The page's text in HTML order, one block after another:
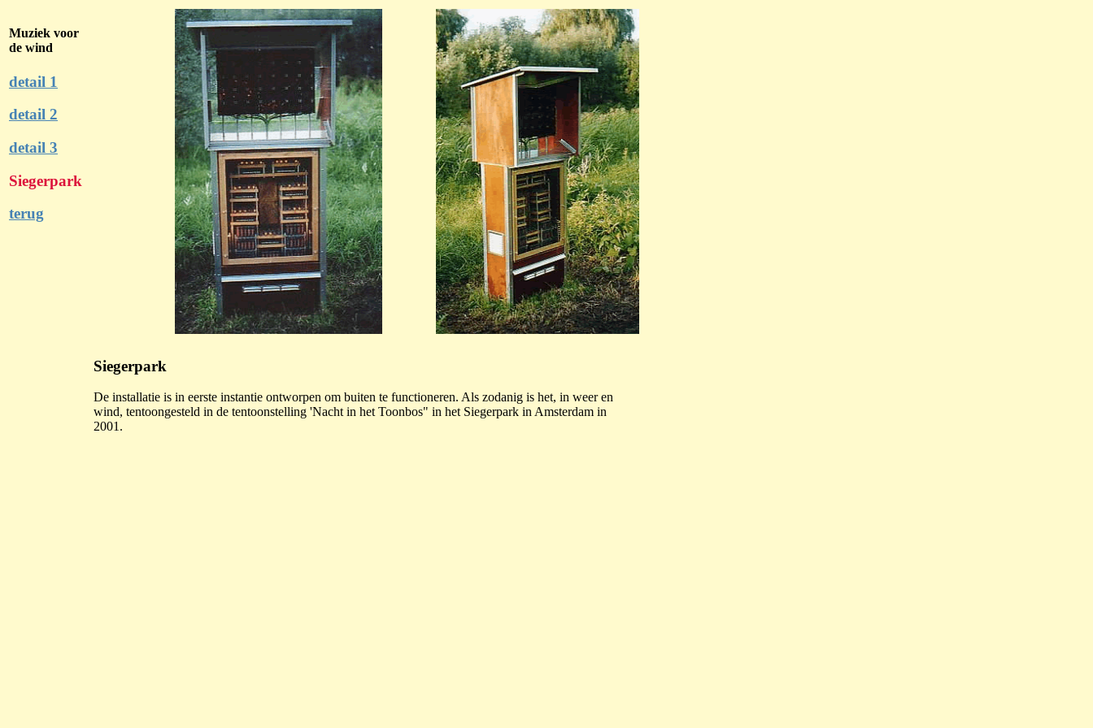
Muziek voor
de wind
detail 1
detail 2
detail 3
Siegerpark
terug
Siegerpark
De installatie is in eerste instantie ontworpen om buiten te functioneren. Als zodanig is het, in weer en
wind, tentoongesteld in de tentoonstelling 'Nacht in het Toonbos" in het Siegerpark in Amsterdam in
2001.